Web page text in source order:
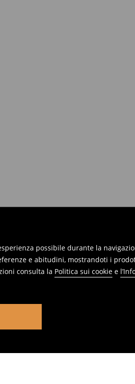
possibile durante la
e abitudini, mostrandoti i
consulta la Politica sui cookie e